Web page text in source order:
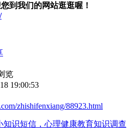
到我们的网站逛逛喔！
览
19:00:53
zhishifenxiang/88923.html
知识短信，心理健康教育知识调查